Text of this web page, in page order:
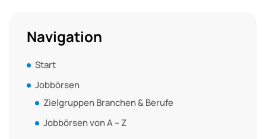
Navigation
Start
Jobbörsen
Zielgruppen Branchen & Berufe
Jobbörsen von A – Z